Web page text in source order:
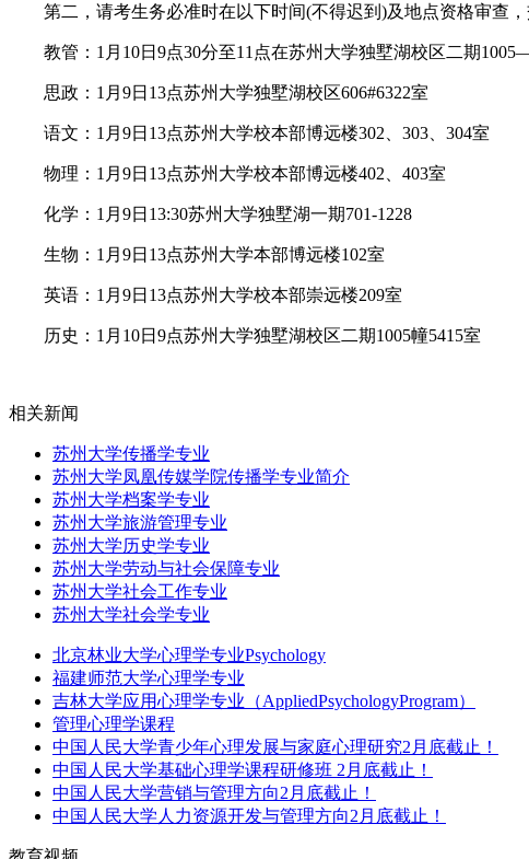
第二，请考生务必准时在以下时间(不得迟到)及地点资格审查，
教管：1月10日9点30分至11点在苏州大学独墅湖校区二期
思政：1月9日13点苏州大学独墅湖校区606#6322室
语文：1月9日13点苏州大学校本部博远楼302、303、304室
物理：1月9日13点苏州大学校本部博远楼402、403室
化学：1月9日13:30苏州大学独墅湖一期701-1228
生物：1月9日13点苏州大学本部博远楼102室
英语：1月9日13点苏州大学校本部崇远楼209室
历史：1月10日9点苏州大学独墅湖校区二期1005幢5415室
相关新闻
苏州大学传播学专业
苏州大学凤凰传媒学院传播学专业简介
苏州大学档案学专业
苏州大学旅游管理专业
苏州大学历史学专业
苏州大学劳动与社会保障专业
苏州大学社会工作专业
苏州大学社会学专业
北京林业大学心理学专业Psychology
福建师范大学心理学专业
吉林大学应用心理学专业（AppliedPsychologyProgram）
管理心理学课程
中国人民大学青少年心理发展与家庭心理研究2月底截止！
中国人民大学基础心理学课程研修班 2月底截止！
中国人民大学营销与管理方向2月底截止！
中国人民大学人力资源开发与管理方向2月底截止！